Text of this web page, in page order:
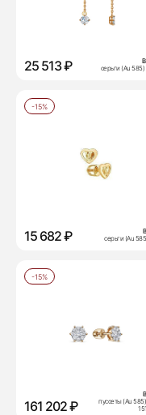
25 513 ₽
серьги (Au
-15%
15 682 ₽
серьги (Au
-15%
161 202 ₽
пуссеты (Au